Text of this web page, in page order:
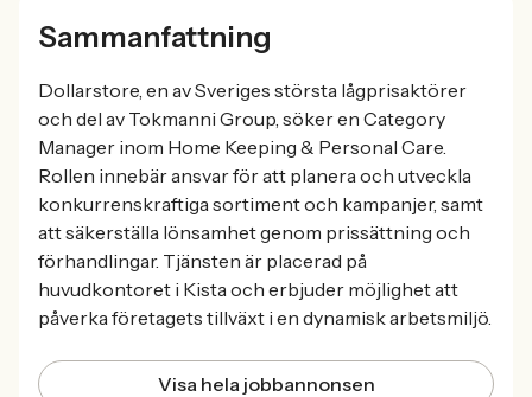
Sammanfattning
Dollarstore, en av Sveriges största lågprisaktörer
och del av Tokmanni Group, söker en Category
Manager inom Home Keeping & Personal Care.
Rollen innebär ansvar för att planera och utveckla
konkurrenskraftiga sortiment och kampanjer, samt
att säkerställa lönsamhet genom prissättning och
förhandlingar. Tjänsten är placerad på
huvudkontoret i Kista och erbjuder möjlighet att
påverka företagets tillväxt i en dynamisk arbetsmiljö.
Visa hela jobbannonsen